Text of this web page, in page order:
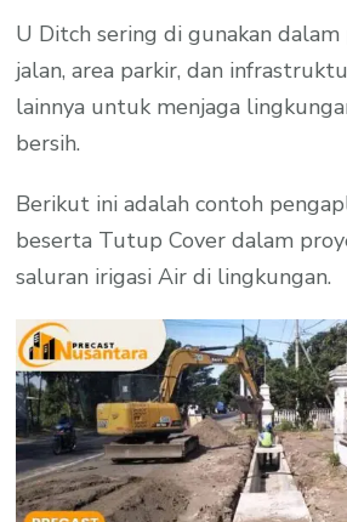
U Ditch sering di gunakan
jalan, area parkir, dan
lainnya untuk menjaga
bersih.
Berikut ini adalah contoh
beserta Tutup Cover dalam
saluran irigasi Air di lingkungan.